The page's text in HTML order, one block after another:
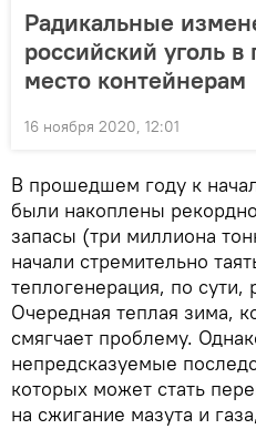
Радикальные
российский уголь в
место контейнерам
16 ноября 2020, 12:01
В прошедшем году к
были накоплены
запасы (три миллиона
начали стремительно
теплогенерация, по сути,
Очередная теплая зима,
смягчает проблему.
непредсказуемые
которых может стать
на сжигание мазута и